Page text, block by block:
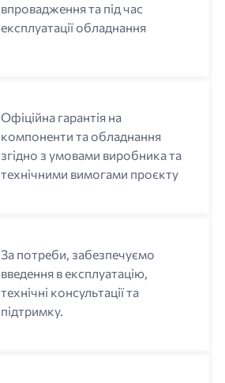
впровадження та під час
експлуатації обладнання
Офіційна гарантія на
компоненти та обладнання
згідно з умовами виробника та
технічними вимогами проєкту
За потреби, забезпечуємо
введення в експлуатацію,
технічні консультації та
підтримку.